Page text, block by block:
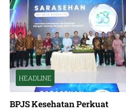
HEADLINE
BPJS Kesehatan Perkuat